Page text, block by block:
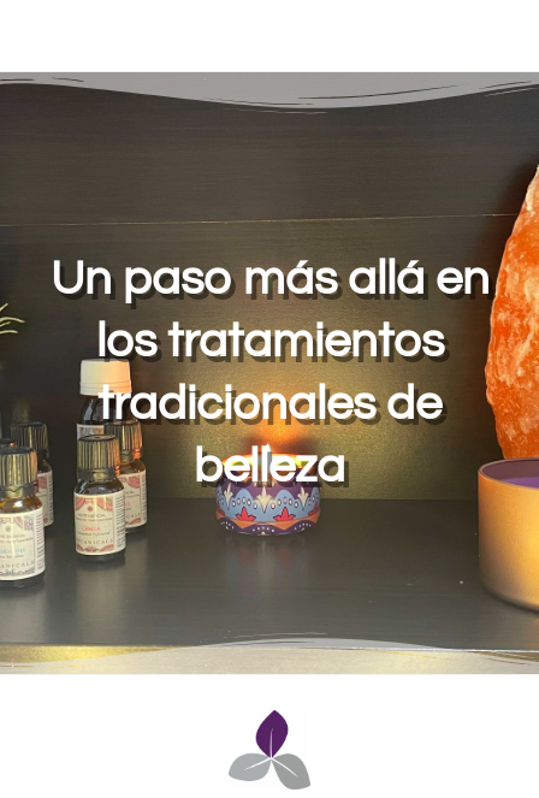
Un paso más allá en
los tratamientos
tradicionales de
belleza